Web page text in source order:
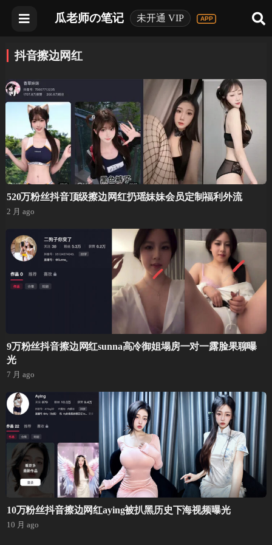
瓜老师の笔记 未开通 VIP
抖音擦边网红
520万粉丝抖音顶级擦边网红扔瑶妹妹会员定制福利外流
2 月 ago
9万粉丝抖音擦边网红sunna高冷御姐塌房一对一露脸果聊曝
光
7 月 ago
10万粉丝抖音擦边网红aying被扒黑历史下海视频曝光
10 月 ago